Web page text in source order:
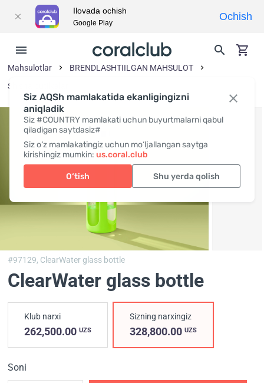
Siz AQSh mamlakatida ekanligingizni
aniqladik
Siz #COUNTRY mamlakati uchun buyurtmalarni qabul
qiladigan saytdasiz#
Siz o‘z mamlakatingiz uchun mo‘ljallangan saytga
kirishingiz mumkin: us.coral.club
O‘tish Shu yerda qolish
Mahsulotlar
BRENDLASHTIILGAN MAHSULOT
Shisha butilkalar
#97129, ClearWater glass bottle
ClearWater glass bottle
Klub narxi
262,500.00 UZS
Sizning narxingiz
328,800.00UZS
Soni
Ilovada ochish
Google Play
Ochish